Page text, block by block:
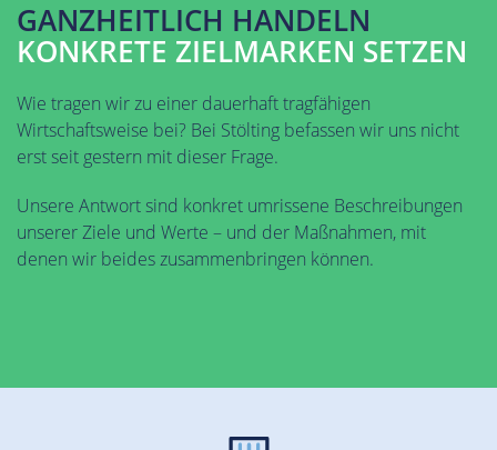
GANZHEITLICH HANDELN
KONKRETE ZIELMARKEN SETZEN
Wie tragen wir zu einer dauerhaft tragfähigen
Wirtschaftsweise bei? Bei Stölting befassen wir uns nicht
erst seit gestern mit dieser Frage.
Unsere Antwort sind konkret umrissene Beschreibungen
unserer Ziele und Werte – und der Maßnahmen, mit
denen wir beides zusammenbringen können.